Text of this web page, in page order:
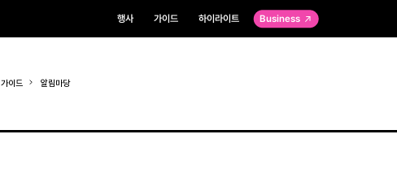
행사 가이드 하이라이트 Business
가이드 알림마당